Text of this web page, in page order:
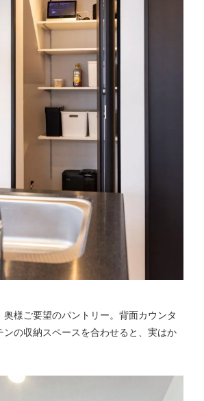
奥様ご要望のパントリー。背面カウンタ
ンの収納スペースを合わせると、実はか